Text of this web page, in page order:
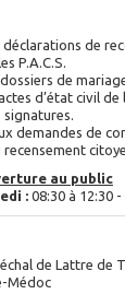
déclarations de
P.A.C.S.
de
d’état civil
signatures.
demandes de
recensement
au public
: 08:30 à 12:30
de Lattre de
Médoc